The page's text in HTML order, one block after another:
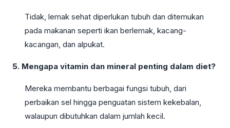
Tidak, lemak sehat diperlukan tubuh dan ditemukan
pada makanan seperti ikan berlemak, kacang-
kacangan, dan alpukat.
5. Mengapa vitamin dan mineral penting dalam diet?
Mereka membantu berbagai fungsi tubuh, dari
perbaikan sel hingga penguatan sistem kekebalan,
walaupun dibutuhkan dalam jumlah kecil.